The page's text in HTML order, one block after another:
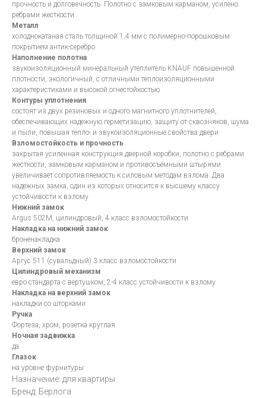
прочность и долговечность. Полотно с замковым карманом, усилено
ребрами жесткости
Металл
холоднокатаная сталь толщиной 1,4 мм с полимерно-порошковым
покрытием антик-серебро
Наполнение полотна
звукоизоляционный минеральный утеплитель KNAUF повышенной
плотности, экологичный, с отличными теплоизоляционными
характеристиками и высокой огнестойкостью
Контуры уплотнения
состоят из двух резиновых и одного магнитного уплотнителей,
обеспечивающих надежную герметизацию, защиту от сквозняков, шума
и пыли, повышая тепло- и звукоизоляционные свойства двери
Взломостойкость и прочность
закрытая усиленная конструкция дверной коробки, полотно с ребрами
жесткости, замковым карманом и противосъёмными штырями
увеличивает сопротивляемость к силовым методам взлома. Два
надежных замка, один из которых относится к высшему классу
устойчивости к взлому
Нижний замок
Argus 502M, цилиндровый, 4 класс взломостойкости
Накладка на нижний замок
броненакладка
Верхний замок
Аргус 511 (сувальдный) 3 класс взломостойкости
Цилиндровый механизм
евро стандарта с вертушком, 2-4 класс устойчивости к взлому
Накладка на верхний замок
накладки со шторками
Ручка
Фортеза, хром, розетка круглая
Ночная задвижка
да
Глазок
на уровне фурнитуры
Назначение: для квартиры
Бренд: Берлога